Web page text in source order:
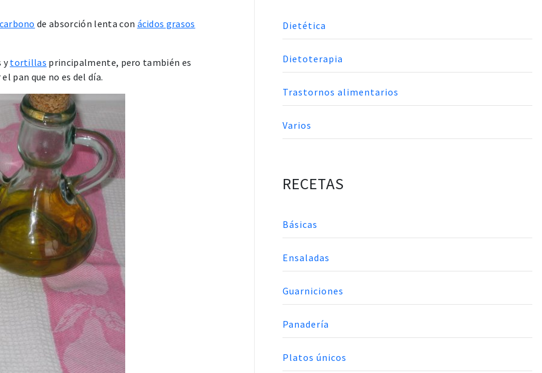
de absorción lenta con ácidos grasos
ytortillas principalmente, pero también es
pan que no es del día.
Dietética
Dietoterapia
Trastornos alimentarios
Varios
RECETAS
Básicas
Ensaladas
Guarniciones
Panadería
Platos únicos